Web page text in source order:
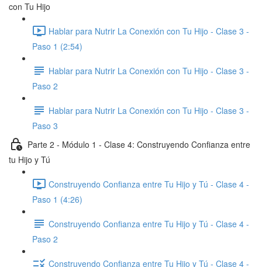
con Tu Hijo
Hablar para Nutrir La Conexión con Tu Hijo - Clase 3 -
Paso 1 (2:54)
Hablar para Nutrir La Conexión con Tu Hijo - Clase 3 -
Paso 2
Hablar para Nutrir La Conexión con Tu Hijo - Clase 3 -
Paso 3
Parte 2 - Módulo 1 - Clase 4: Construyendo Confianza entre
tu Hijo y Tú
Construyendo Confianza entre Tu Hijo y Tú - Clase 4 -
Paso 1 (4:26)
Construyendo Confianza entre Tu Hijo y Tú - Clase 4 -
Paso 2
Construyendo Confianza entre Tu Hijo y Tú - Clase 4 -